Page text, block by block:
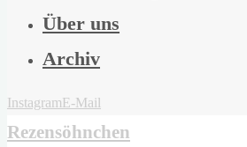
Über uns
Archiv
InstagramE-Mail
Rezensöhnchen